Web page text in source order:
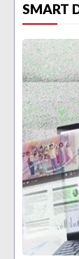
SMART